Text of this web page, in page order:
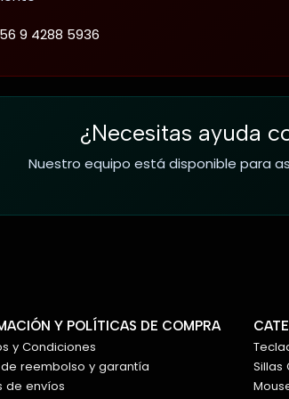
9 4288 5936
¿Necesitas ayuda
Nuestro equipo está disponible para
Y POLÍTICAS DE COMPRA
y Condiciones
reembolso y garantía
de envíos
Sillas